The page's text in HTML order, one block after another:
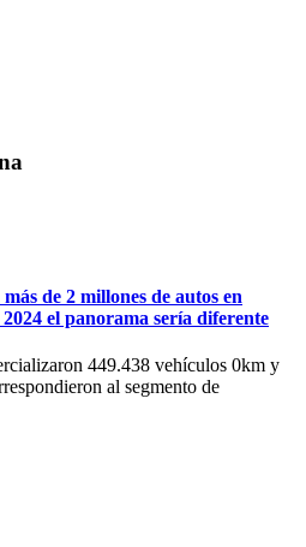
de 2 millones de autos en
el panorama sería diferente
449.438 vehículos 0km y
al segmento de